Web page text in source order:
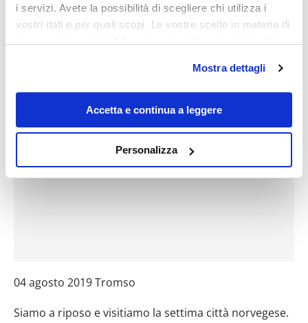
i servizi. Avete la possibilità di scegliere chi utilizza i
vostri dati e per quali scopi. Le vostre scelte in materia di
modificare o revocare il proprio consenso in qualsiasi
momento dalla Dichiarazione sui cookie o facendo clic
sull'icona di attivazione della privacy.
raccogliere informazioni sulla tua posizione
geografica, con un'approssimazione di qualche
e imposta le tue preferenze nella
dalla Dichiarazione sui cookie.
Mostra dettagli
Accetta e continua a leggere
Personalizza
04 agosto 2019 Tromso
Siamo a riposo e visitiamo la settima città norvegese.